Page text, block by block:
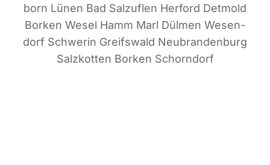
born Lünen Bad Sal­zu­flen Her­ford Det­mold
Bor­ken Wesel Hamm Marl Dül­men Wesen­
dorf Schwe­rin Greifs­wald Neu­bran­den­burg
Salz­kot­ten Bor­ken Schorndorf